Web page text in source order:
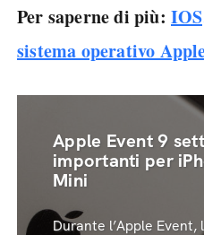
Per saperne di più:
sistema operativo
Apple Event 9
importanti per
Mini
Durante l’Apple